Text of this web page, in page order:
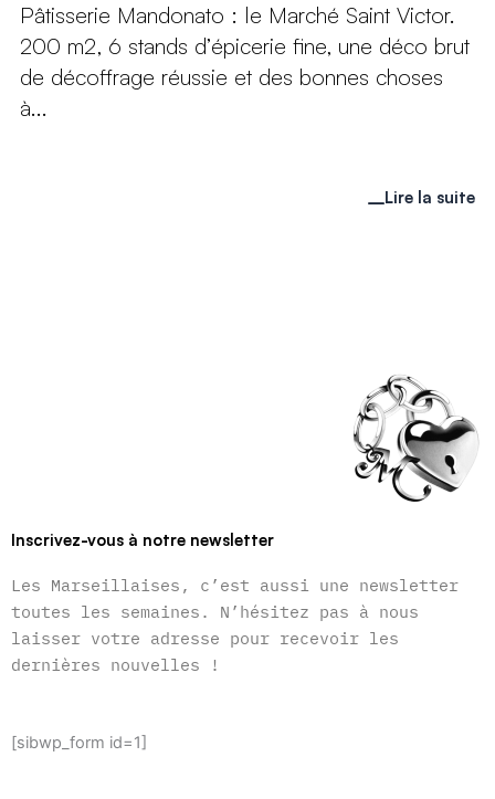
Pâtisserie Mandonato : le Marché Saint Victor.
200 m2, 6 stands d’épicerie fine, une déco brut
de décoffrage réussie et des bonnes choses
à...
Lire la suite
Inscrivez-vous à notre newsletter
Les Marseillaises, c’est aussi une newsletter
toutes les semaines. N’hésitez pas à nous
laisser votre adresse pour recevoir les
dernières nouvelles !
[sibwp_form id=1]